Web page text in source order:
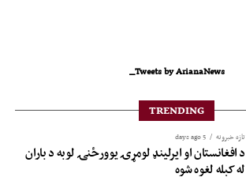
Tweets by ArianaNews_
TRENDING
تازه خبرونه 5 days ago
د افغانستان او ایرلینډ لومړۍ یوورځنۍ لوبه د باران
له کبله لغوه شوه